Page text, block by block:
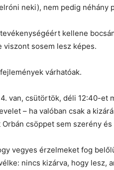
neki), nem pedig néhány
kellene
viszont sosem lesz képes.
várhatóak.
van, csütörtök, déli 12:40-et
– ha valóban csak a
Orbán csöppet sem szerény
vegyes érzelmeket fog
nincs kizárva, hogy lesz,